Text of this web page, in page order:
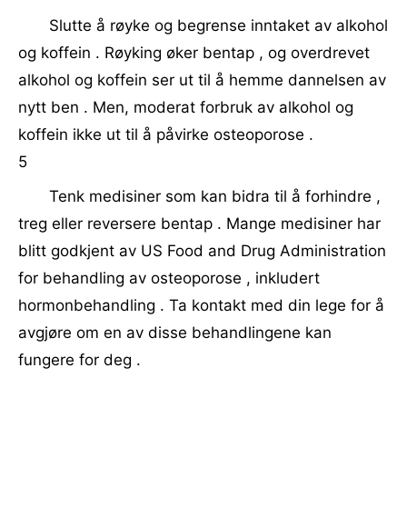
Slutte å røyke og begrense inntaket av alkohol
og koffein . Røyking øker bentap , og overdrevet
alkohol og koffein ser ut til å hemme dannelsen av
nytt ben . Men, moderat forbruk av alkohol og
koffein ikke ut til å påvirke osteoporose .
5
Tenk medisiner som kan bidra til å forhindre ,
treg eller reversere bentap . Mange medisiner har
blitt godkjent av US Food and Drug Administration
for behandling av osteoporose , inkludert
hormonbehandling . Ta kontakt med din lege for å
avgjøre om en av disse behandlingene kan
fungere for deg .